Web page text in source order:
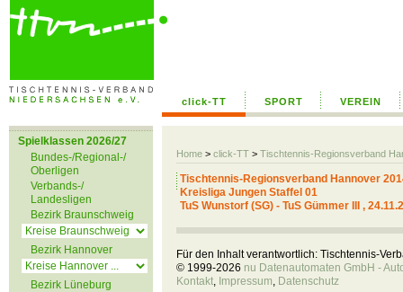
click-TT SPORT VEREIN
Home > click-TT > Tischtennis-Regionsverband
Spielklassen 2026/27
Bundes-/Regional-/
Oberligen
Verbands-/
Landesligen
Bezirk Braunschweig
Bezirk Hannover
Bezirk Lüneburg
Tischtennis-Regionsverband Hannover
Kreisliga Jungen Staffel 01
TuS Wunstorf (SG) - TuS Gümmer III ,
Für den Inhalt verantwortlich: Tischtennis-
© 1999-2026 nu Datenautomaten GmbH -
Kontakt, Impressum, Datenschutz